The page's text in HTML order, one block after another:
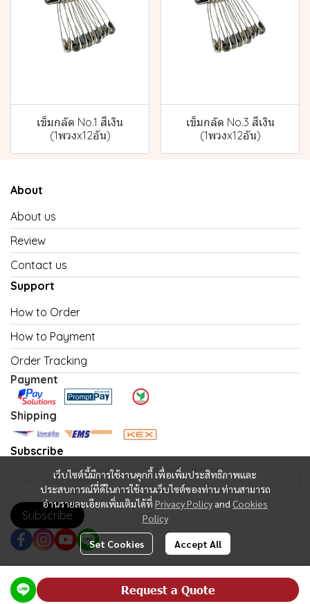
เข็มกลัด No.1 สีเงิน
(1พวงx12อัน)
เข็มกลัด No.3 สีเงิน
(1พวงx12อัน)
Request a Quote
เว็บไซต์นี้มีการใช้งานคุกกี้ เพื่อเพิ่มประสิทธิภาพและ
ประสบการณ์ที่ดีในการใช้งานเว็บไซต์ของท่าน ท่านสามารถ
อ่านรายละเอียดเพิ่มเติมได้ที่ Privacy Policy and Cookies
Policy
Set Cookies Accept All
About
About us
Review
Contact us
Support
How to Order
How to Payment
Order Tracking
Payment
Shipping
Subscribe
Subscribe
Copyright | All Rights Reserved | Powered by MWE